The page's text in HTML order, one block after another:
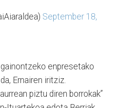
September 18,
enpresetako
Ernairen iritziz.
piztu diren borrokak”